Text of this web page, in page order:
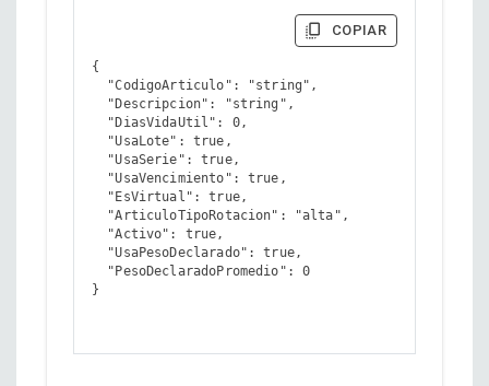
COPIAR
{
  "CodigoArticulo": "string",
  "Descripcion": "string",
  "DiasVidaUtil": 0,
  "UsaLote": true,
  "UsaSerie": true,
  "UsaVencimiento": true,
  "EsVirtual": true,
  "ArticuloTipoRotacion": "alta",
  "Activo": true,
  "UsaPesoDeclarado": true,
  "PesoDeclaradoPromedio": 0
}